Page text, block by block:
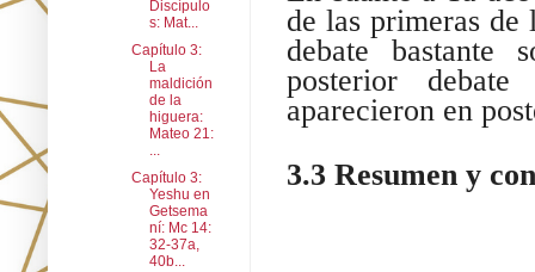
de las primeras de
debate bastante
posterior
aparecieron en
3.3 Resumen y
Discípulo
s: Mat...
Capítulo 3:
La
maldición
de la
higuera:
Mateo 21:
...
Capítulo 3:
Yeshu en
Getsema
ní: Mc 14:
32-37a,
40b...